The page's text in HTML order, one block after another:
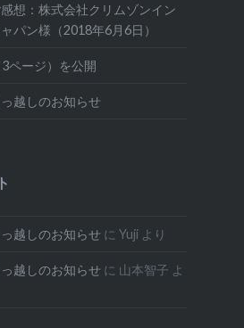
想：株式会社クリムゾンイン
パン様（2018年6月6日）
ページ）を公開
越しのお知らせ
越しのお知らせ に Yujiより
越しのお知らせ に 山本智子 よ